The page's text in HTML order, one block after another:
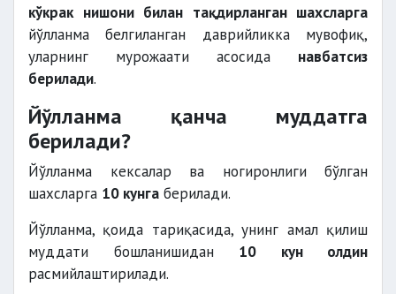
кўкрак нишони билан тақдирланган шахсларга
йўлланма белгиланган даврийликка мувофиқ,
уларнинг мурожаати асосида навбатсиз
берилади.
Йўлланма қанча муддатга
берилади?
Йўлланма кексалар ва ногиронлиги бўлган
шахсларга 10 кунга берилади.
Йўлланма, қоида тариқасида, унинг амал қилиш
муддати бошланишидан 10 кун олдин
расмийлаштирилади.